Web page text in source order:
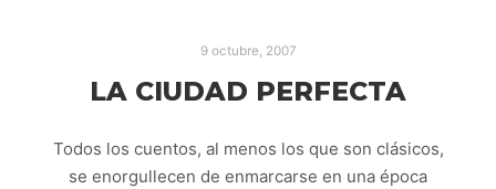
9 octubre, 2007
LA CIUDAD PERFECTA
Todos los cuentos, al menos los que son clásicos,
se enorgullecen de enmarcarse en una época